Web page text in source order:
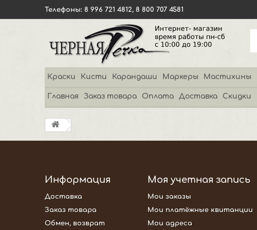
Телефоны: 8 996 721 4812, 8 800 707 4581
Краски Кисти Карандаши Маркеры Мастихины
Главная Заказ товара Оплата Доставка Скидки
Информация
Доставка
Заказ товара
Обмен, возврат
Моя учетная запись
Мои заказы
Мои платёжные квитанции
Мои адреса